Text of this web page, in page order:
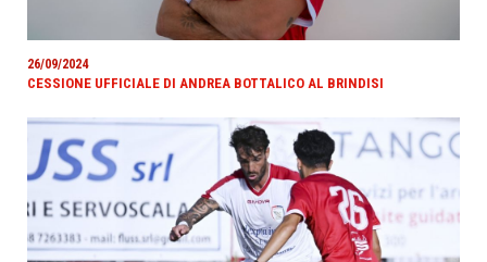
26/09/2024
CESSIONE UFFICIALE DI ANDREA BOTTALICO AL BRINDISI